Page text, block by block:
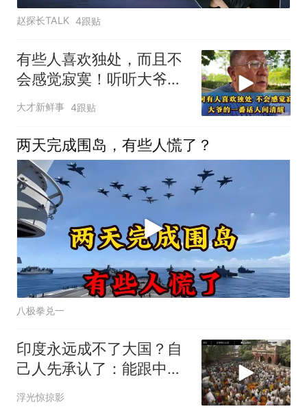
赵探长TALK 4跟贴
有些人喜欢独处，而且不
会感觉寂寞！听听大爷告
诉你为什么！
大才新鲜事 4跟贴
两天完成围岛，有些人慌了？
八极拳兑一
印度永远成不了大国？自
己人先承认了：能跟中美
平起平坐是奢望
浮光惊掠影